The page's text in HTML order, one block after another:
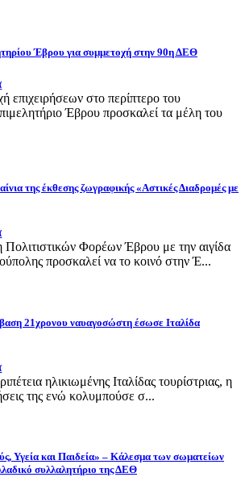
Έβρου για συμμετοχή στην 90η ΔΕΘ
επιχειρήσεων στο περίπτερο του
Έβρου προσκαλεί τα μέλη του
της έκθεσης ζωγραφικής «Αστικές Διαδρομές με
Φορέων Έβρου με την αιγίδα
προσκαλεί να το κοινό στην Έ...
21χρονου ναυαγοσώστη έσωσε Ιταλίδα
ηλικιωμένης Ιταλίδας τουρίστριας, η
της ενώ κολυμπούσε σ...
Υγεία και Παιδεία» – Κάλεσμα των σωματείων
συλλαλητήριο της ΔΕΘ